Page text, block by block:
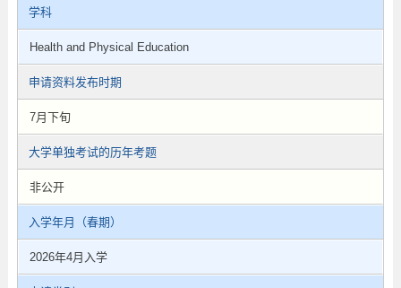
学科
Health and Physical Education
申请资料发布时期
7月下旬
大学单独考试的历年考题
非公开
入学年月（春期）
2026年4月入学